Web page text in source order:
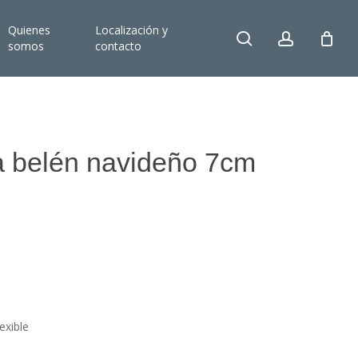
Quienes
somos
Localización y
contacto
search account
belén navideño 7cm